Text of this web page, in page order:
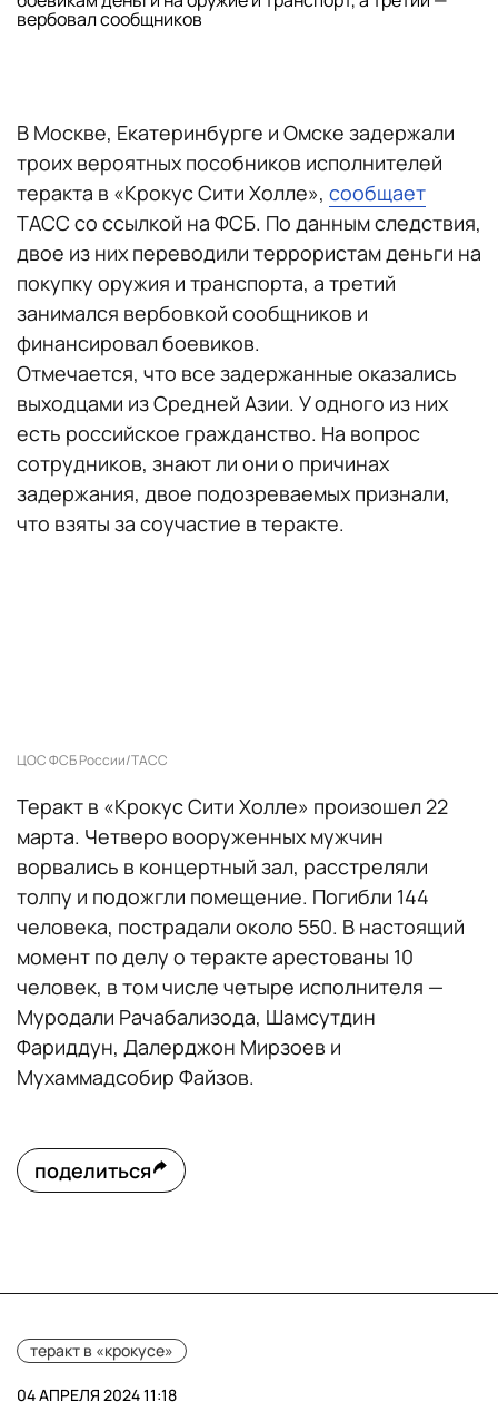
вербовал сообщников
В Москве, Екатеринбурге и Омске задержали
троих вероятных пособников исполнителей
теракта в «Крокус Сити Холле», сообщает
ТАСС со ссылкой на ФСБ. По данным следствия,
двое из них переводили террористам деньги на
покупку оружия и транспорта, а третий
занимался вербовкой сообщников и
финансировал боевиков.
Отмечается, что все задержанные оказались
выходцами из Средней Азии. У одного из них
есть российское гражданство. На вопрос
сотрудников, знают ли они о причинах
задержания, двое подозреваемых признали,
что взяты за соучастие в теракте.
ЦОС ФСБ России/ТАСС
Теракт в «Крокус Сити Холле» произошел 22
марта. Четверо вооруженных мужчин
ворвались в концертный зал, расстреляли
толпу и подожгли помещение. Погибли 144
человека, пострадали около 550. В настоящий
момент по делу о теракте арестованы 10
человек, в том числе четыре исполнителя —
Муродали Рачабализода, Шамсутдин
Фариддун, Далерджон Мирзоев и
Мухаммадсобир Файзов.
поделиться
теракт в «крокусе»
04 АПРЕЛЯ 2024 11:18